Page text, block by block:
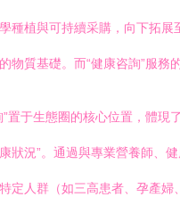
種植與可持續采購，向下拓
物質基礎。而“健康咨詢”服務
”置于生態圈的核心位置，體現
狀況”。通過與專業營養師、
定人群（如三高患者、孕產